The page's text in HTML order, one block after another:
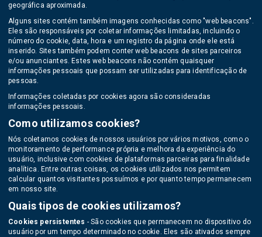
geográfica aproximada.
Alguns sites contém também imagens conhecidas como "web beacons".
Eles são responsáveis por coletar informações limitadas, incluindo o
número do cookie, data, hora e um registro da página onde ele está
inserido. Sites também podem conter web beacons de sites parceiros
e/ou anunciantes. Estes web beacons não contém quaisquer
informações pessoais que possam ser utilizadas para identificação de
pessoas.
Informações coletadas por cookies agora são consideradas
informações pessoais.
Como utilizamos cookies?
Nós coletamos cookies de nossos usuários por vários motivos, como o
monitoramento de performance própria e melhora da experiência do
usuário, inclusive com cookies de plataformas parceiras para finalidade
analítica. Entre outras coisas, os cookies utilizados nos permitem
calcular quantos visitantes possuímos e por quanto tempo permanecem
em nosso site.
Quais tipos de cookies utilizamos?
Cookies persistentes - São cookies que permanecem no dispositivo do
usuário por um tempo determinado no cookie. Eles são ativados sempre